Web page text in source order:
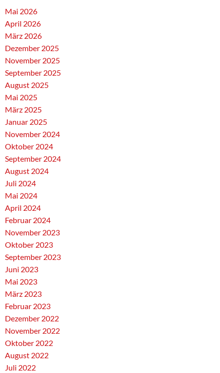
Mai 2026
April 2026
März 2026
Dezember 2025
November 2025
September 2025
August 2025
Mai 2025
März 2025
Januar 2025
November 2024
Oktober 2024
September 2024
August 2024
Juli 2024
Mai 2024
April 2024
Februar 2024
November 2023
Oktober 2023
September 2023
Juni 2023
Mai 2023
März 2023
Februar 2023
Dezember 2022
November 2022
Oktober 2022
August 2022
Juli 2022